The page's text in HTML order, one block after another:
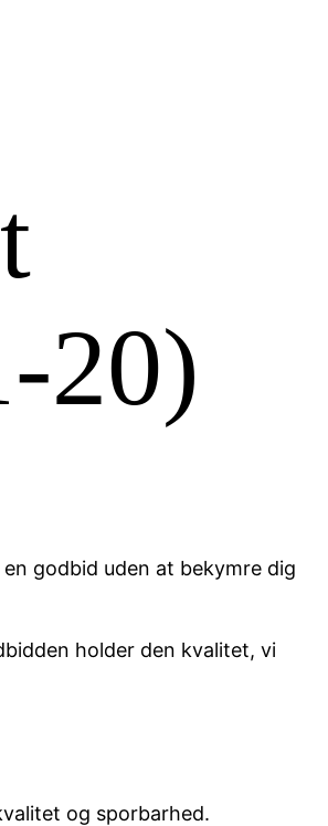
20)
godbid uden at bekymre dig
holder den kvalitet, vi
og sporbarhed.